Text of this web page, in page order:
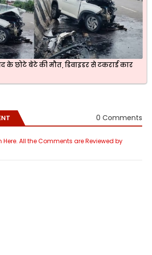
के छोटे बेटे की मौत, डिवाइडर से टकराई कार
0 Comments
Here. All the Comments are Reviewed by